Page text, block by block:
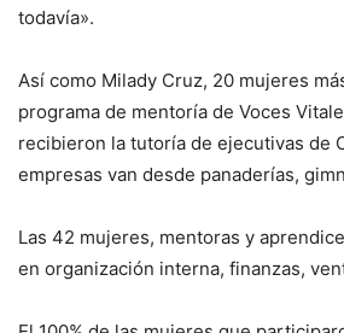
todavía».
Así como Milady Cruz, 20 mujeres
programa de mentoría de Voces
recibieron la tutoría de ejecutivas de
empresas van desde panaderías,
Las 42 mujeres, mentoras y
en organización interna, finanzas,